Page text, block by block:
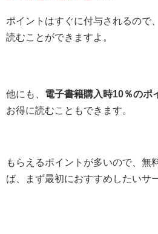
ポイントはすぐに付与されるので
読むことができますよ。
他にも、 電子書籍購入時10％のポ
お得に読むこともできます。
もらえるポイントが多いので、無
ば、まず最初におすすめしたいサ